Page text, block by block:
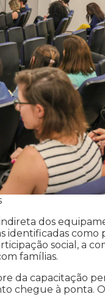
dos
identificadas como
social, a
famílias.
da capacitação
chegue à ponta.